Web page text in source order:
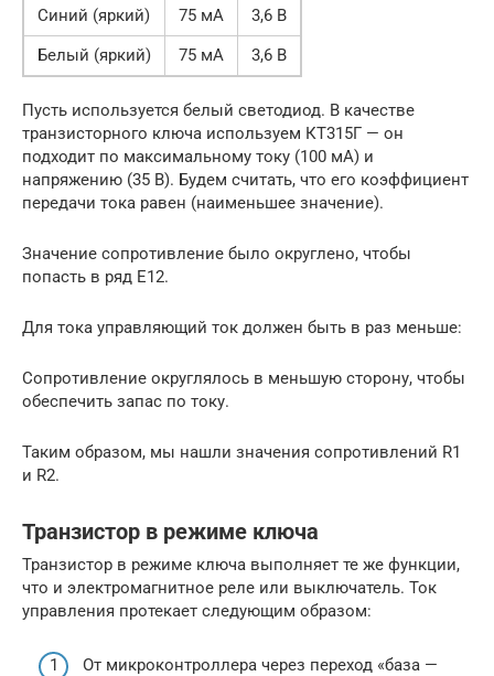
Синий (яркий) 75 мА
3,6 В
Белый (яркий)
75 мА 3,6 В
Пусть используется белый светодиод. В качестве
транзисторного ключа используем КТ315Г — он
подходит по максимальному току (100 мА) и
напряжению (35 В). Будем считать, что его коэффициент
передачи тока равен (наименьшее значение).
Значение сопротивление было округлено, чтобы
попасть в ряд E12.
Для тока управляющий ток должен быть в раз меньше:
Сопротивление округлялось в меньшую сторону, чтобы
обеспечить запас по току.
Таким образом, мы нашли значения сопротивлений R1
и R2.
Транзистор в режиме ключа
Транзистор в режиме ключа выполняет те же функции,
что и электромагнитное реле или выключатель. Ток
управления протекает следующим образом:
От микроконтроллера через переход «база —